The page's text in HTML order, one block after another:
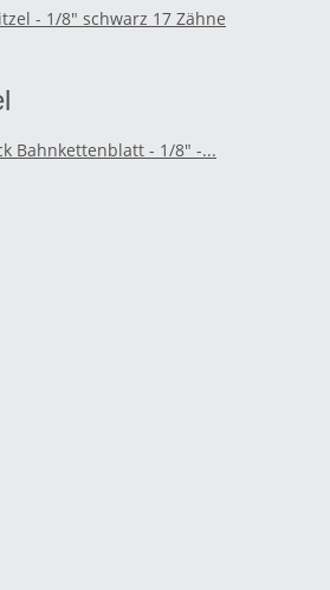
- 1/8" schwarz 17 Zähne